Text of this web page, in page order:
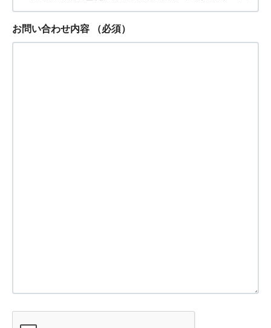
お問い合わせ内容 （必須）